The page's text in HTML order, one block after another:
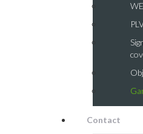
Contact